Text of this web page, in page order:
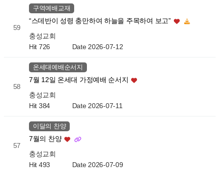
59
구역예배교재
“스데반이 성령 충만하여 하늘을 주목하여 보고”
충성교회
Hit 726 Date 2026-07-12
58
온세대예배순서지
7월 12일 온세대 가정예배 순서지
충성교회
Hit 384 Date 2026-07-11
57
이달의 찬양
7월의 찬양
충성교회
Hit 493 Date 2026-07-09